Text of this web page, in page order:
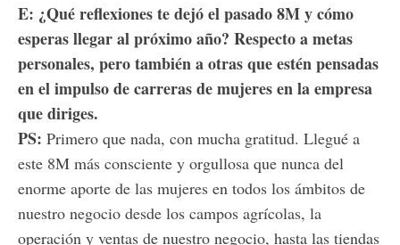
E: ¿Qué reflexiones te dejó el pasado 8M y cómo
esperas llegar al próximo año? Respecto a metas
personales, pero también a otras que estén pensadas
en el impulso de carreras de mujeres en la empresa
que diriges.
PS: Primero que nada, con mucha gratitud. Llegué a
este 8M más consciente y orgullosa que nunca del
enorme aporte de las mujeres en todos los ámbitos de
nuestro negocio desde los campos agrícolas, la
operación y ventas de nuestro negocio, hasta las tiendas